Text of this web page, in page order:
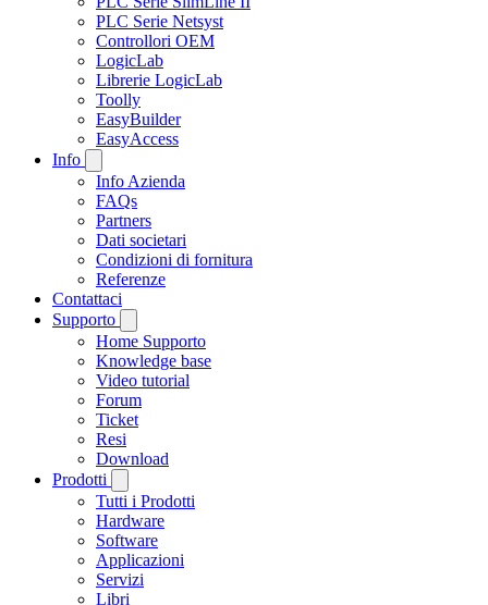
PLC Serie Netsyst
Controllori OEM
LogicLab
Librerie LogicLab
Toolly
EasyBuilder
EasyAccess
Info
Info Azienda
FAQs
Partners
Dati societari
Condizioni di fornitura
Referenze
Contattaci
Supporto
Home Supporto
Knowledge base
Video tutorial
Forum
Ticket
Resi
Download
Prodotti
Tutti i Prodotti
Hardware
Software
Applicazioni
Servizi
Libri